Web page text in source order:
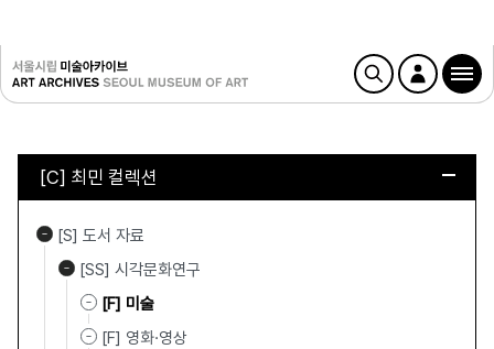
[C] 최민 컬렉션
[S] 도서 자료
[SS] 시각문화연구
[F] 미술
[F] 영화·영상